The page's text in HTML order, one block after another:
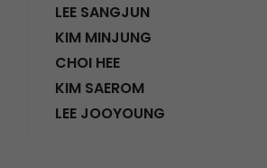
LEE SANGJUN
KIM MINJUNG
CHOI HEE
KIM SAEROM
LEE JOOYOUNG